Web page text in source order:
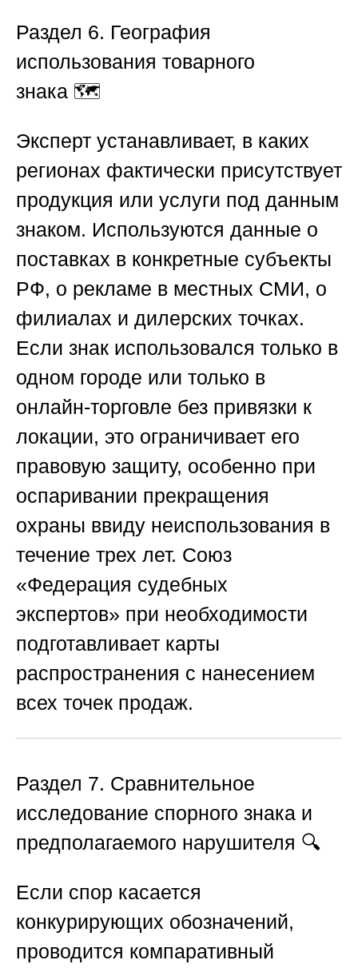
Раздел 6. География
использования товарного
знака 🗺️
Эксперт устанавливает, в каких
регионах фактически присутствует
продукция или услуги под данным
знаком. Используются данные о
поставках в конкретные субъекты
РФ, о рекламе в местных СМИ, о
филиалах и дилерских точках.
Если знак использовался только в
одном городе или только в
онлайн-торговле без привязки к
локации, это ограничивает его
правовую защиту, особенно при
оспаривании прекращения
охраны ввиду неиспользования в
течение трех лет. Союз
«Федерация судебных
экспертов» при необходимости
подготавливает карты
распространения с нанесением
всех точек продаж.
Раздел 7. Сравнительное
исследование спорного знака и
предполагаемого нарушителя 🔍
Если спор касается
конкурирующих обозначений,
проводится компаративный